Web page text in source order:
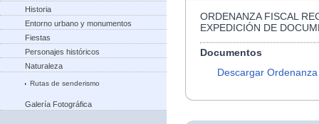
Historia
Entorno urbano y monumentos
Fiestas
Personajes históricos
Naturaleza
Rutas de senderismo
Galería Fotográfica
ORDENANZA FISCAL
EXPEDICIÓN DE
Documentos
Descargar Ordenanza